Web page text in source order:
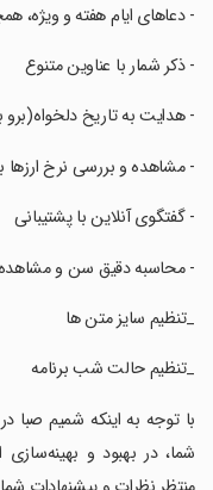
‏- دعاهای ایام هفته و
‏- ذکر شمار با عناوین متنوع
‏- هدایت به تاریخ دلخواه(برو
‏- مشاهده و بررسی نرخ
‏- گفتگوی آنلاین با پشتیبانی
‏- محاسبه دقیق سن و
‏_تنظیم سایز متن ها
‏_تنظیم حالت شب برنامه
‏با توجه به اینکه شمیم صبا
شما، در بهبود و